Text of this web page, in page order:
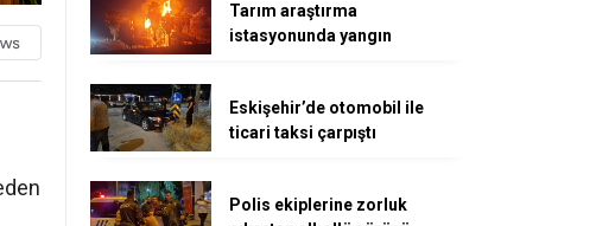
Tarım araştırma
istasyonunda yangın
Eskişehir’de otomobil ile
ticari taksi çarpıştı
Polis ekiplerine zorluk